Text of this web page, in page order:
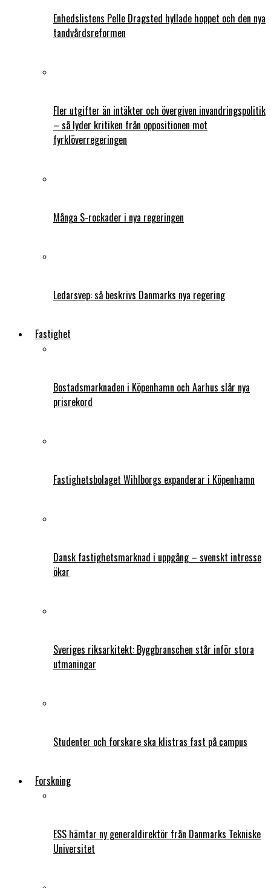
Enhedslistens Pelle Dragsted hyllade hoppet och den nya
tandvårdsreformen
Fler utgifter än intäkter och övergiven invandringspolitik
– så lyder kritiken från oppositionen mot
fyrklöverregeringen
Många S-rockader i nya regeringen
Ledarsvep: så beskrivs Danmarks nya regering
Fastighet
Bostadsmarknaden i Köpenhamn och Aarhus slår nya
prisrekord
Fastighetsbolaget Wihlborgs expanderar i Köpenhamn
Dansk fastighetsmarknad i uppgång – svenskt intresse
ökar
Sveriges riksarkitekt: Byggbranschen står inför stora
utmaningar
Studenter och forskare ska klistras fast på campus
Forskning
ESS hämtar ny generaldirektör från Danmarks Tekniske
Universitet